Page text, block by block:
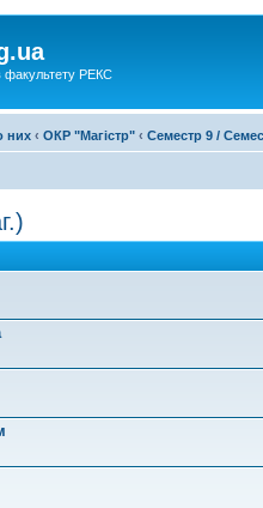
факультету РЕКС
них ‹ ОКР "Магістр" ‹ Семестр 9 /